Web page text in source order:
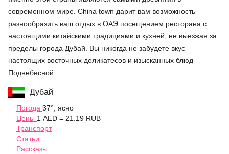
современном мире. China town дарит вам возможность
разнообразить ваш отдых в ОАЭ посещением ресторана с
настоящими китайскими традициями и кухней, не выезжая за
пределы города Дубай. Вы никогда не забудете вкус
настоящих восточных деликатесов и изысканных блюд
Поднебесной.
Дубай
Погода 37°, ясно
Цены 1 AED = 21.19 RUB
Транспорт
Статьи
Рассказы